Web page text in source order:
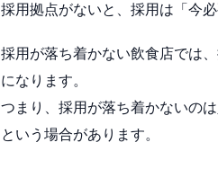
採用拠点がないと、採用は「今
採用が落ち着かない飲食店では
になります。
つまり、採用が落ち着かないの
という場合があります。